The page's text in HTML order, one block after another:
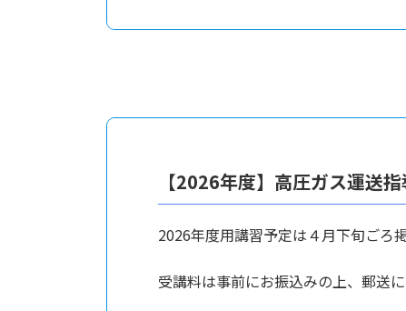
【2026年度】高圧ガス運送
2026年度用講習予定は４月下旬ごろ
受講料は事前にお振込みの上、郵送